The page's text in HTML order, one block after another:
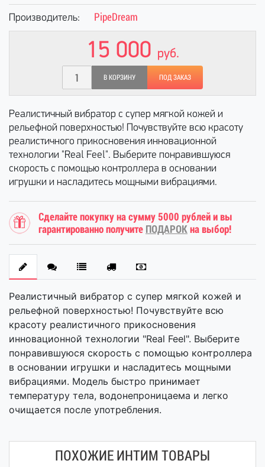
Производитель: PipeDream
15 000 руб.
В КОРЗИНУ ПОД ЗАКАЗ
Реалистичный вибратор с супер мягкой кожей и
рельефной поверхностью! Почувствуйте всю красоту
реалистичного прикосновения инновационной
технологии "Real Feel". Выберите понравившуюся
скорость с помощью контроллера в основании
игрушки и насладитесь мощными вибрациями.
Сделайте покупку на сумму 5000 рублей и вы
гарантированно получите ПОДАРОК на выбор!
Реалистичный вибратор с супер мягкой кожей и
рельефной поверхностью! Почувствуйте всю
красоту реалистичного прикосновения
инновационной технологии "Real Feel". Выберите
понравившуюся скорость с помощью контроллера
в основании игрушки и насладитесь мощными
вибрациями. Модель быстро принимает
температуру тела, водонепроницаема и легко
очищается после употребления.
ПОХОЖИЕ ИНТИМ ТОВАРЫ